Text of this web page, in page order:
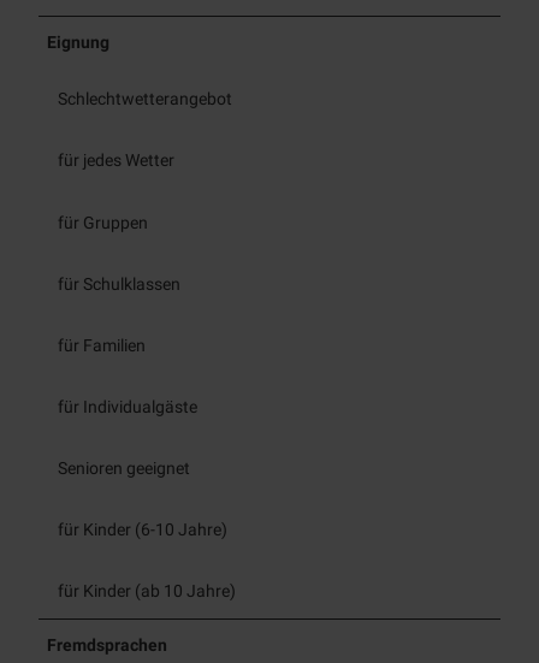
Eignung
Schlechtwetterangebot
für jedes Wetter
für Gruppen
für Schulklassen
für Familien
für Individualgäste
Senioren geeignet
für Kinder (6-10 Jahre)
für Kinder (ab 10 Jahre)
Fremdsprachen